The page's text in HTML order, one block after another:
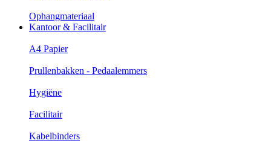
Ophangmateriaal
Kantoor & Facilitair
A4 Papier
Prullenbakken - Pedaalemmers
Hygiëne
Facilitair
Kabelbinders